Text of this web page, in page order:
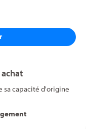
sa capacité d'origine